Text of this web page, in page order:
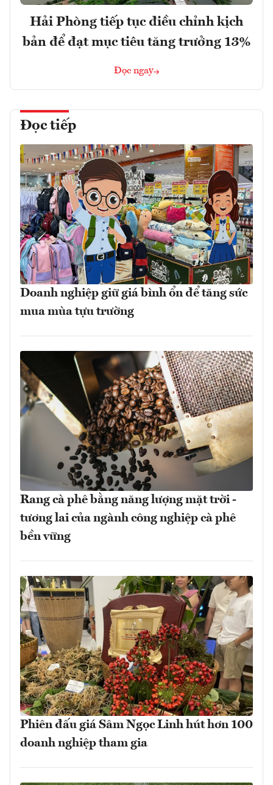
Hải Phòng tiếp tục điều chỉnh kịch
bản để đạt mục tiêu tăng trưởng 13%
Đọc ngay
Đọc tiếp
Doanh nghiệp giữ giá bình ổn để tăng sức
mua mùa tựu trường
Rang cà phê bằng năng lượng mặt trời -
tương lai của ngành công nghiệp cà phê
bền vững
Phiên đấu giá Sâm Ngọc Linh hút hơn 100
doanh nghiệp tham gia